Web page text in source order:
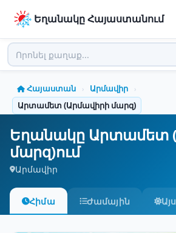
Եղանակը Հայաստանում
Հայաստան › Արմավիր ›
Արտամետ (Արմավիրի մարզ)
Եղանակը Արտամետ
մարզ)ում
Արմավիր
Հիմա Ժամային